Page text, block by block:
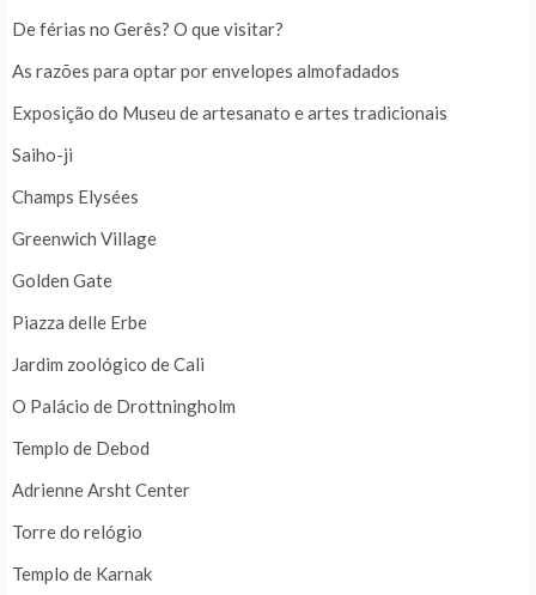
De férias no Gerês? O que visitar?
As razões para optar por envelopes almofadados
Exposição do Museu de artesanato e artes tradicionais
Saiho-ji
Champs Elysées
Greenwich Village
Golden Gate
Piazza delle Erbe
Jardim zoológico de Cali
O Palácio de Drottningholm
Templo de Debod
Adrienne Arsht Center
Torre do relógio
Templo de Karnak